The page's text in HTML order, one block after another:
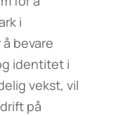
i
bevare
identitet i
vekst, vil
på